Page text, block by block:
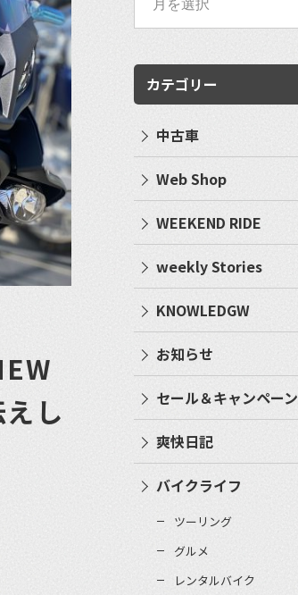
し
カテゴリー
中古車
Web Shop
WEEKEND RIDE
weekly Stories
KNOWLEDGW
お知らせ
セール＆キャンペーン
爽快日記
バイクライフ
ツーリング
グルメ
レンタルバイク